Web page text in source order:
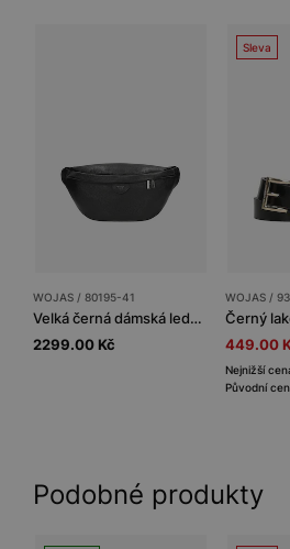
WOJAS / 80195-41
Velká černá dámská ledvinka z lícové kůže
2299.00 Kč
Sleva
WOJAS /
449.00
Nejnižší
Původní
Podobné produkty